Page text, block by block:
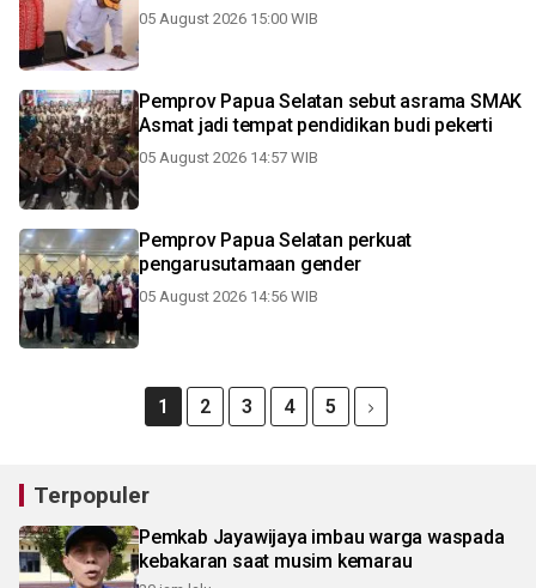
05 August 2026 15:00 WIB
Pemprov Papua Selatan sebut asrama SMAK
Asmat jadi tempat pendidikan budi pekerti
05 August 2026 14:57 WIB
Pemprov Papua Selatan perkuat
pengarusutamaan gender
05 August 2026 14:56 WIB
1 2 3 4 5
Terpopuler
Pemkab Jayawijaya imbau warga waspada
kebakaran saat musim kemarau